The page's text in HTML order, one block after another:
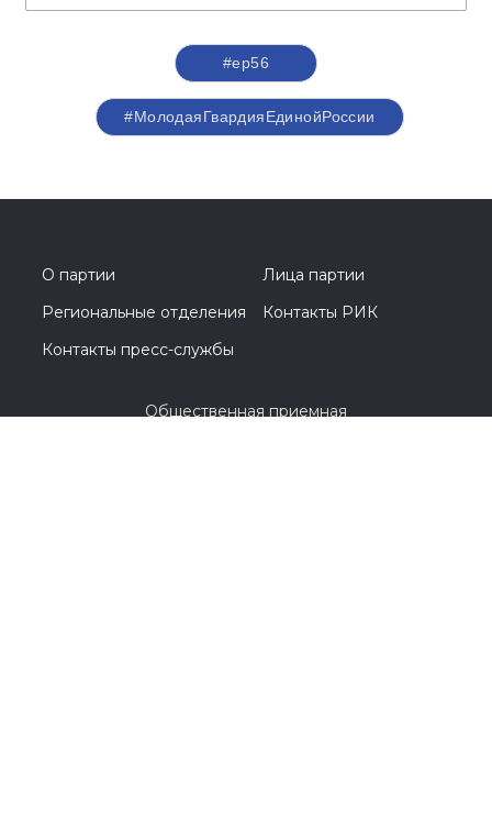
#ер56
#МолодаяГвардияЕдинойРоссии
О партии
Лица партии
Региональные отделения
Контакты РИК
Контакты пресс-службы
Общественная приемная